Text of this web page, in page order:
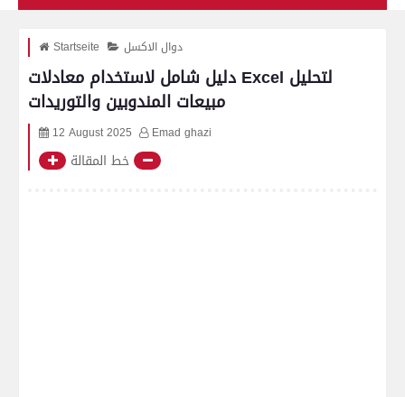
Startseite دوال الاكسل
دليل شامل لاستخدام معادلات Excel لتحليل
مبيعات المندوبين والتوريدات
12 August 2025 Emad ghazi
خط المقالة